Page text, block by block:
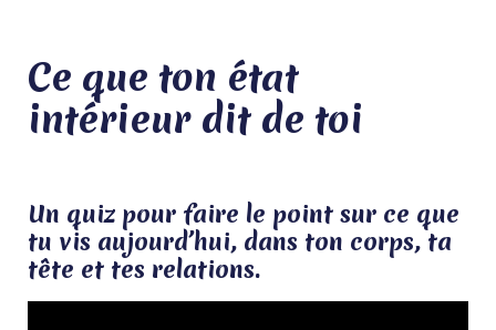
Ce que ton état
intérieur dit de toi
Un quiz pour faire le point sur ce que
tu vis aujourd’hui, dans ton corps, ta
tête et tes relations.